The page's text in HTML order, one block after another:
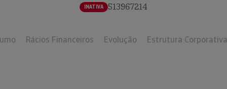
INATIVA 513967214
Rácios Financeiros Evolução Estrutura Corporativa